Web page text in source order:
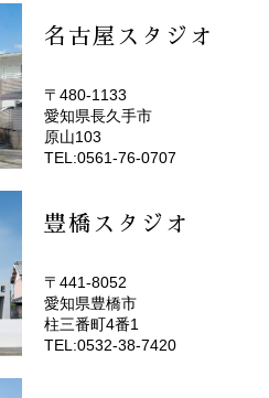
名古屋スタジオ
(EMOTOP名古屋)
〒480-1133
愛知県長久手市
原山103
TEL:0561-76-0707
豊橋スタジオ
(EMOTOP豊橋)
〒441-8052
愛知県豊橋市
柱三番町4番1
TEL:0532-38-7420